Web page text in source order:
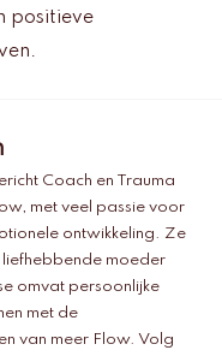
positieve
Coach en Trauma
met veel passie voor
ontwikkeling. Ze
liefhebbende moeder
omvat persoonlijke
met de
van meer Flow. Volg